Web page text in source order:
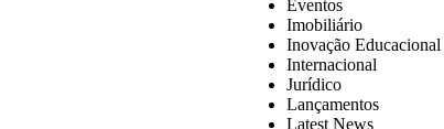
Eventos
Imobiliário
Inovação Educacional
Internacional
Jurídico
Lançamentos
Latest News